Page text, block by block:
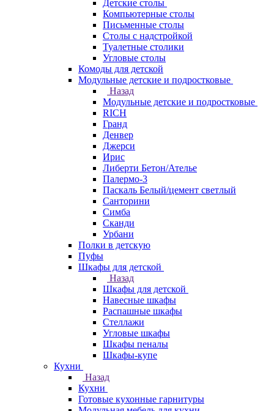
Детские столы
Компьютерные столы
Письменные столы
Столы с надстройкой
Туалетные столики
Угловые столы
Комоды для детской
Модульные детские и подростковые
Назад
Модульные детские и подростковые
RICH
Гранд
Денвер
Джерси
Ирис
Либерти Бетон/Ателье
Палермо-3
Паскаль Белый/цемент светлый
Санторини
Симба
Сканди
Урбани
Полки в детскую
Пуфы
Шкафы для детской
Назад
Шкафы для детской
Навесные шкафы
Распашные шкафы
Стеллажи
Угловые шкафы
Шкафы пеналы
Шкафы-купе
Кухни
Назад
Кухни
Готовые кухонные гарнитуры